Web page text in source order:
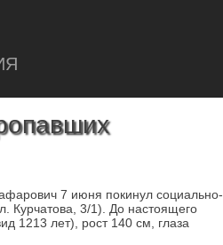
7 июня покинул социально-
Курчатова, 3/1). До настоящего
1213 лет), рост 140 см, глаза